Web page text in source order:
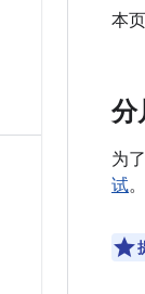
本
分
为
试。